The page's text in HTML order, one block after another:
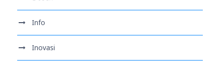
Info
Inovasi